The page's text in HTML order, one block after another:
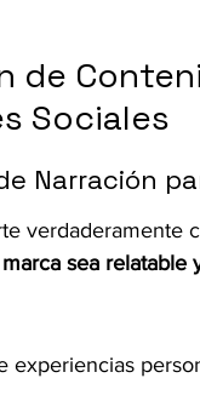
de
Sociales
Narración
verdaderamente
sea relatable
experiencias